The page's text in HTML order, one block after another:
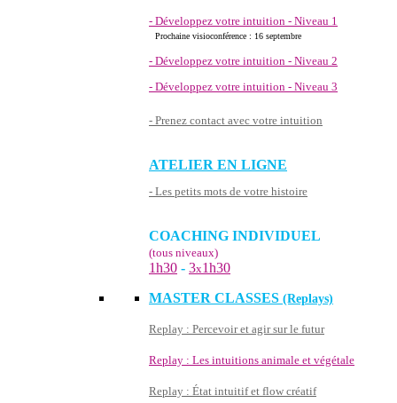
- Développez votre intuition - Niveau 1
Prochaine visioconférence : 16 septembre
- Développez votre intuition - Niveau 2
- Développez votre intuition - Niveau 3
- Prenez contact avec votre intuition
ATELIER EN LIGNE
- Les petits mots de votre histoire
COACHING INDIVIDUEL
(tous niveaux)
1h30 - 3x1h30
MASTER CLASSES (Replays)
Replay : Percevoir et agir sur le futur
Replay : Les intuitions animale et végétale
Replay : État intuitif et flow créatif